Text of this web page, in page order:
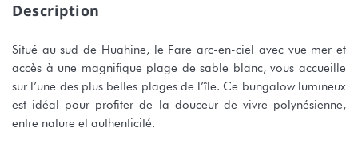
Description
Situé au sud de Huahine, le Fare arc-en-ciel avec vue mer et
accès à une magnifique plage de sable blanc, vous accueille
sur l’une des plus belles plages de l’île. Ce bungalow lumineux
est idéal pour profiter de la douceur de vivre polynésienne,
entre nature et authenticité.